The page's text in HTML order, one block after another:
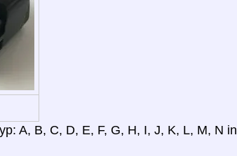
A, B, C, D, E, F, G, H, I, J, K, L, M, N in